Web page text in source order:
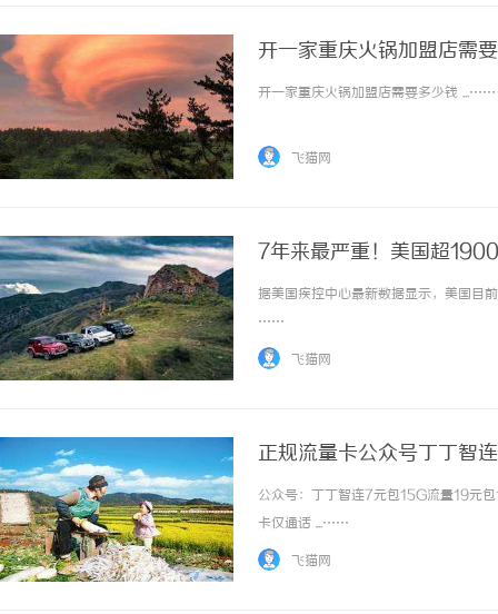
开一家重庆火锅加盟店需
开一家重庆火锅加盟店需要多少钱 ...……
飞猫网
7年来最严重！美国超
据美国疾控中心最新数据显示，美国目
……
飞猫网
正规流量卡公众号丁丁智
公众号：丁丁智连7元包15G流量19元
卡仅通话 ...……
飞猫网
链接私域新势能｜MMN 南油大仓库亮相第
32 届沸点会，推品官合作机制正式开放